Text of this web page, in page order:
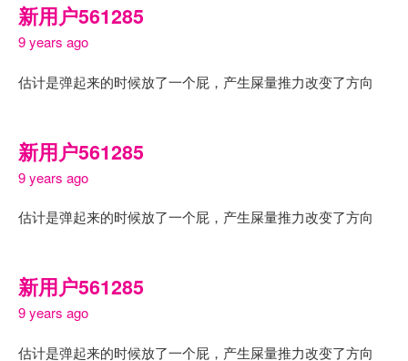
新用户561285
9 years ago
估计是弹起来的时候放了一个屁，产生屎量推力改变了方向
新用户561285
9 years ago
估计是弹起来的时候放了一个屁，产生屎量推力改变了方向
新用户561285
9 years ago
估计是弹起来的时候放了一个屁，产生屎量推力改变了方向